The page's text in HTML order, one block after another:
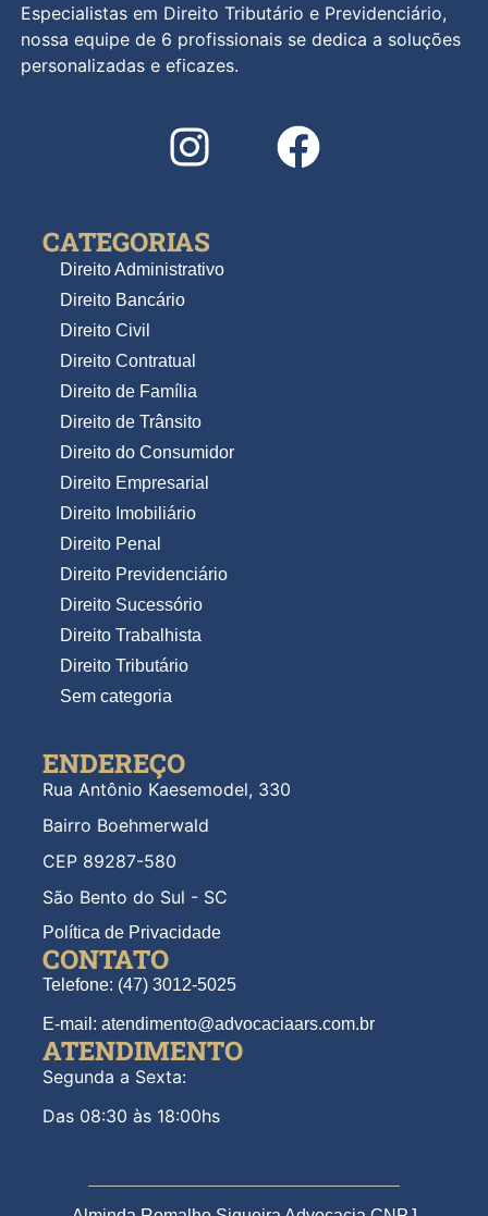
Especialistas em Direito Tributário e Previdenciário,
nossa equipe de 6 profissionais se dedica a soluções
personalizadas e eficazes.
CATEGORIAS
Direito Administrativo
Direito Bancário
Direito Civil
Direito Contratual
Direito de Família
Direito de Trânsito
Direito do Consumidor
Direito Empresarial
Direito Imobiliário
Direito Penal
Direito Previdenciário
Direito Sucessório
Direito Trabalhista
Direito Tributário
Sem categoria
ENDEREÇO
Rua Antônio Kaesemodel, 330
Bairro Boehmerwald
CEP 89287-580
São Bento do Sul - SC
Política de Privacidade
CONTATO
Telefone: (47) 3012-5025
E-mail: atendimento@advocaciaars.com.br
ATENDIMENTO
Segunda a Sexta:
Das 08:30 às 18:00hs